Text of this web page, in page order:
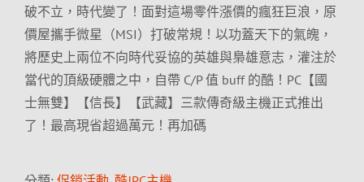
破不立，時代變了！面對這場零件漲價的瘋狂巨浪，原
價屋攜手微星（MSI）打破常規！以功蓋天下的氣魄，
將歷史上兩位不向時代妥協的英雄與梟雄意志，灌注於
當代的頂級硬體之中，自帶 C/P 值 buff 的酷！PC【國
士無雙】【信長】【武藏】三款傳奇級主機正式推出
了！最高現省超過萬元！再加碼